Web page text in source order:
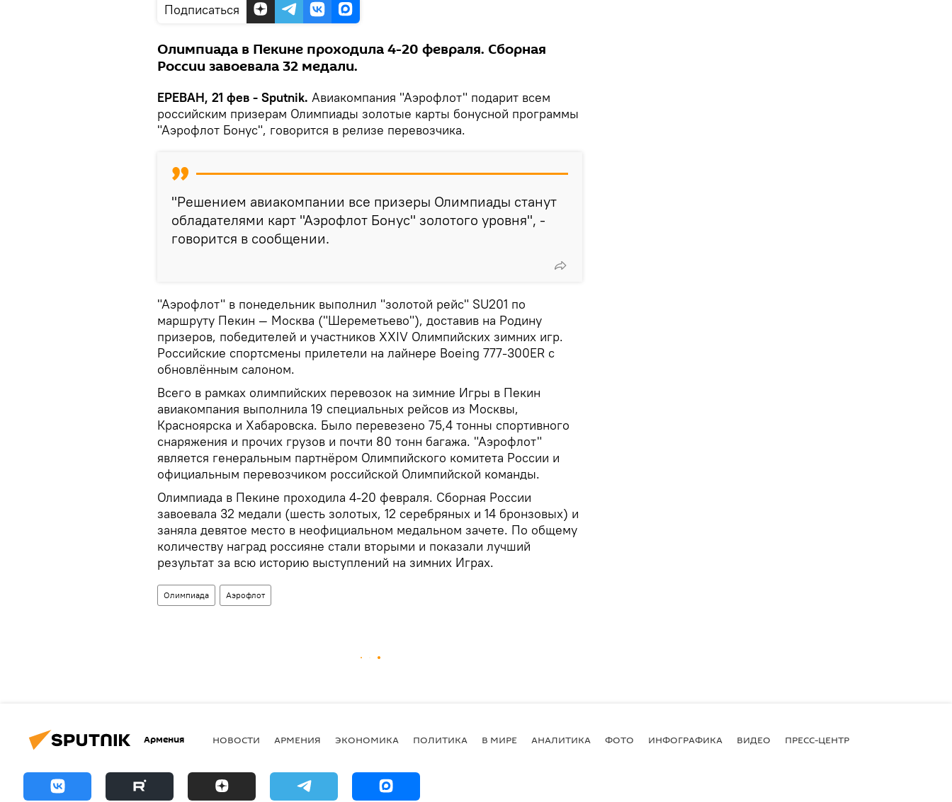
Подписаться
Олимпиада в Пекине проходила 4-20 февраля. Сборная
России завоевала 32 медали.
ЕРЕВАН, 21 фев - Sputnik. Авиакомпания "Аэрофлот" подарит всем
российским призерам Олимпиады золотые карты бонусной программы
"Аэрофлот Бонус", говорится в релизе перевозчика.
"Решением авиакомпании все призеры Олимпиады станут
обладателями карт "Аэрофлот Бонус" золотого уровня", -
говорится в сообщении.
"Аэрофлот" в понедельник выполнил "золотой рейс" SU201 по
маршруту Пекин — Москва ("Шереметьево"), доставив на Родину
призеров, победителей и участников ХХIV Олимпийских зимних игр.
Российские спортсмены прилетели на лайнере Boeing 777-300ER с
обновлённым салоном.
Всего в рамках олимпийских перевозок на зимние Игры в Пекин
авиакомпания выполнила 19 специальных рейсов из Москвы,
Красноярска и Хабаровска. Было перевезено 75,4 тонны спортивного
снаряжения и прочих грузов и почти 80 тонн багажа. "Аэрофлот"
является генеральным партнёром Олимпийского комитета России и
официальным перевозчиком российской Олимпийской команды.
Олимпиада в Пекине проходила 4-20 февраля. Сборная России
завоевала 32 медали (шесть золотых, 12 серебряных и 14 бронзовых) и
заняла девятое место в неофициальном медальном зачете. По общему
количеству наград россияне стали вторыми и показали лучший
результат за всю историю выступлений на зимних Играх.
Олимпиада Аэрофлот
Армения НОВОСТИ АРМЕНИЯ ЭКОНОМИКА ПОЛИТИКА В МИРЕ АНАЛИТИКА ФОТО ИНФОГРАФИКА ВИДЕО ПРЕСС-ЦЕНТР